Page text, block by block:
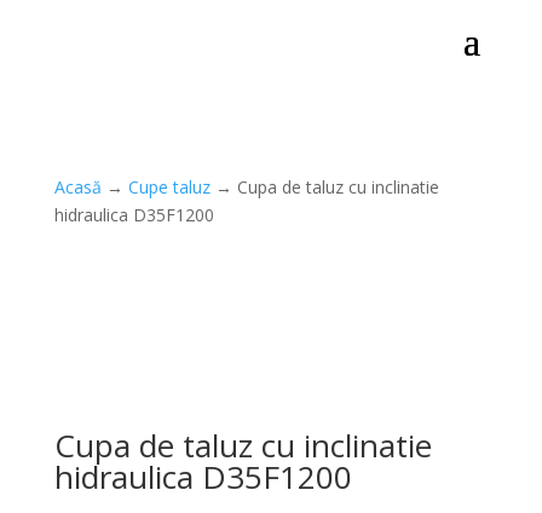
Acasă → Cupe taluz→ Cupa de taluz cu inclinatie
hidraulica D35F1200
Cupa de taluz cu inclinatie
hidraulica D35F1200